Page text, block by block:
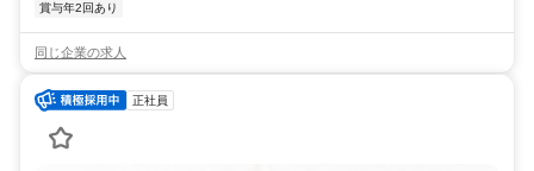
賞与年2回あり
同じ企業の求人
正社員